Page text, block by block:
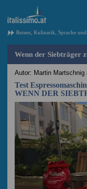
Reisen, Kulinarik, Sprache
Wenn der Siebträger
Autor: Martin Martschnig
Test
WENN DER